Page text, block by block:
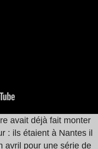
avait déjà fait monter
: ils étaient à Nantes il
avril pour une série de